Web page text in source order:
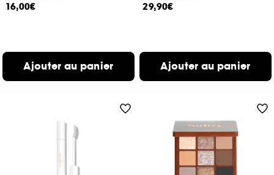
16,00€
Ajouter au panier
29,90€
Ajouter au panier